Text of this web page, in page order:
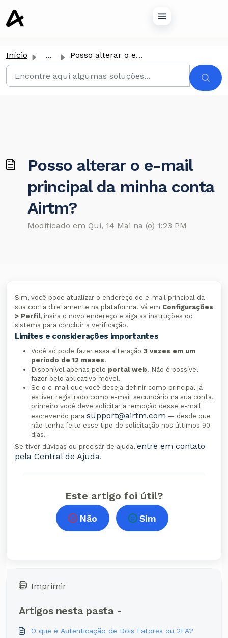
principal
Início ... Posso alterar o e-mail principal da minha conta Airtm?
Posso alterar o e-mail
principal da minha conta
Airtm?
Modificado em Qui, 14 Mai na (o) 1:23 PM
Sim, você pode atualizar o endereço de e-mail principal da
sua conta diretamente na plataforma. Vá em Configurações
> Perfil, insira o novo endereço e siga as instruções do
sistema para concluir a verificação.
Limites e considerações importantes
Você só pode fazer essa alteração 3 vezes em um
período de 12 meses.
Disponível apenas pelo portal web. Não é possível
fazer pelo aplicativo móvel.
Se o e-mail que você deseja definir como principal já
estiver registrado como e-mail secundário na sua conta,
primeiro você deve solicitar a remoção desse e-mail
escrevendo para support@airtm.com — desde que
não tenha feito esse tipo de solicitação nos últimos 90
dias.
Se tiver dúvidas ou precisar de ajuda, entre em contato
pela Central de Ajuda.
Este artigo foi útil?
Não Sim
Imprimir
Artigos nesta pasta -
O que é Autenticação de Dois Fatores ou 2FA?